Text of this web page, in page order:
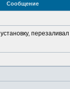
Сообщение